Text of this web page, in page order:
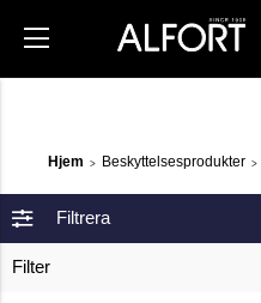
Hjem > Beskyttelsesprodukter >
Filtrera
Filter